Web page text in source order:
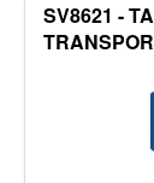
SV8621 -